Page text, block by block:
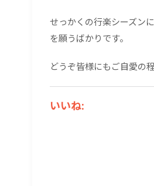
せっかくの行楽シーズン
を願うばかりです。
どうぞ皆様にもご自愛の程
いいね: